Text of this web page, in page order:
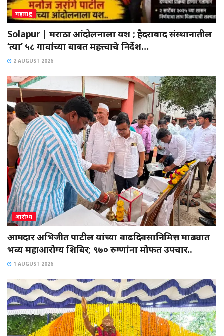
महाराष्ट्र
Solapur | मराठा आंदोलनाला यश ; हैदराबाद संस्थानातील
‘त्या’ ५८ गावांच्या बाबत महत्त्वाचे निर्देश…
2 AUGUST 2026
आरोग्य
आमदार अभिजीत पाटील यांच्या वाढदिवसानिमित्त माढ्यात
भव्य महाआरोग्य शिबिर; ९७० रुग्णांना मोफत उपचार..
1 AUGUST 2026